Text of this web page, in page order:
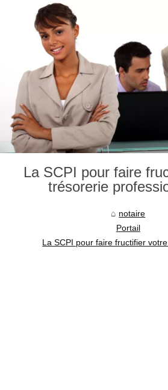
La SCPI pour faire
trésorerie
notaire
Portail
La SCPI pour faire fructifier votre